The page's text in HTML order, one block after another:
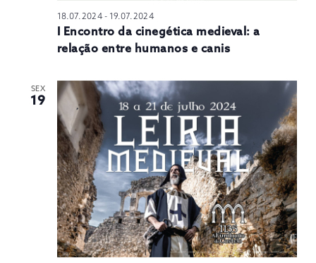
18.07.2024- 19.07.2024
I Encontro da cinegética medieval: a
relação entre humanos e canis
SEX
19